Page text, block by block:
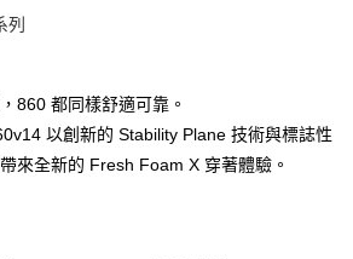
含以上)免運費
含以上)免運費
列
860 都同樣舒適可靠。
以創新的 Stability Plane 技術與標誌性
來全新的 Fresh Foam X 穿著體驗。